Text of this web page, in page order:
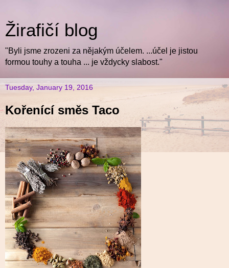
Žirafičí blog
"Byli jsme zrozeni za nějakým účelem. ...účel je jistou
formou touhy a touha ... je vždycky slabost."
Tuesday, January 19, 2016
Kořenící směs Taco